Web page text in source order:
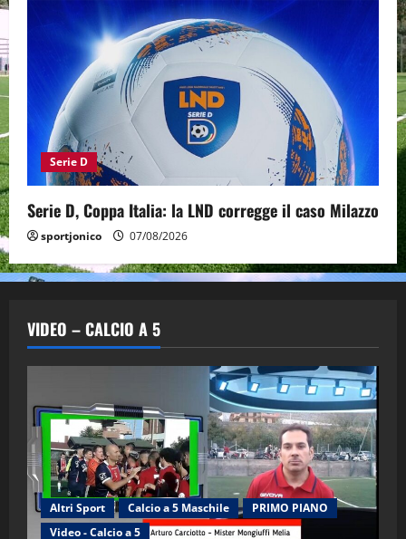
Serie D
Serie D, Coppa Italia: la LND corregge il caso Milazzo
sportjonico 07/08/2026
VIDEO – CALCIO A 5
Altri Sport Calcio a 5 Maschile
PRIMO PIANO
Video - Calcio a 5